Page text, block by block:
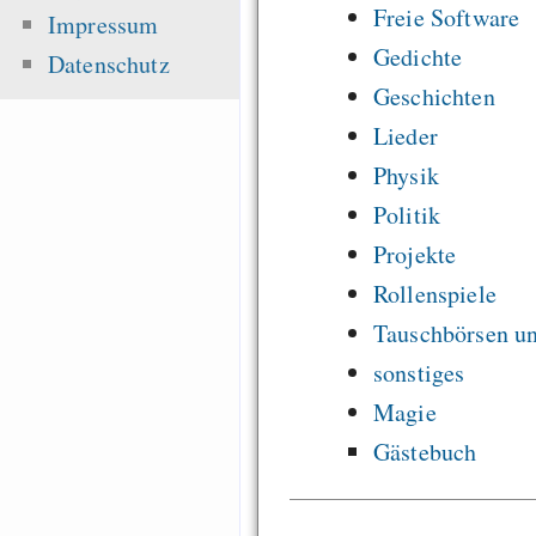
Freie Software
Gedichte
Geschichten
Lieder
Physik
Politik
Projekte
Rollenspiele
Tauschbörsen
sonstiges
Magie
Gästebuch
Impressum
Datenschutz